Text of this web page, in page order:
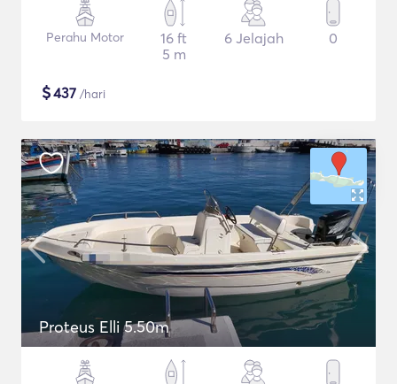
Perahu Motor
16 ft
5 m
6 Jelajah 0
$437 /hari
Proteus Elli 5.50m